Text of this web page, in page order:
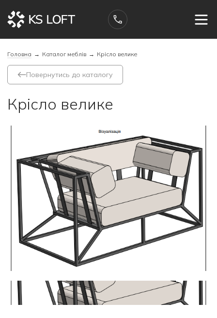
Головна → Каталог меблів → Крісло велике
Повернутись до каталогу
Крісло велике